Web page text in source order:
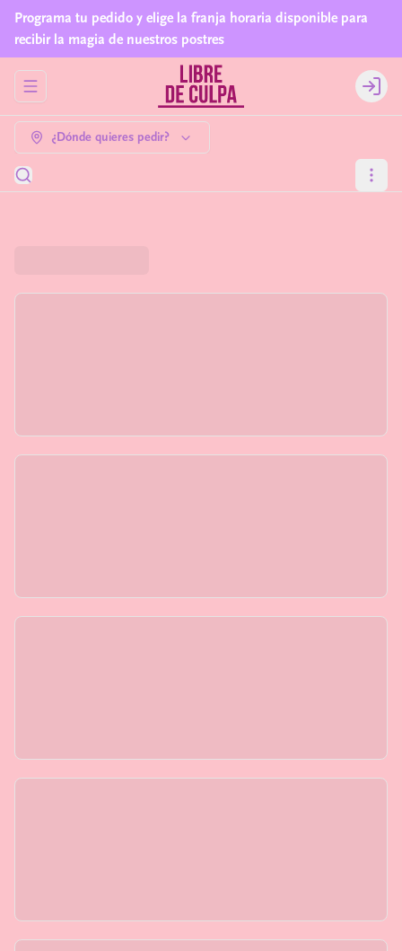
Programa tu pedido y elige la franja horaria disponible para
recibir la magia de nuestros postres
Abrir menu de navegación Login
¿Dónde quieres pedir?